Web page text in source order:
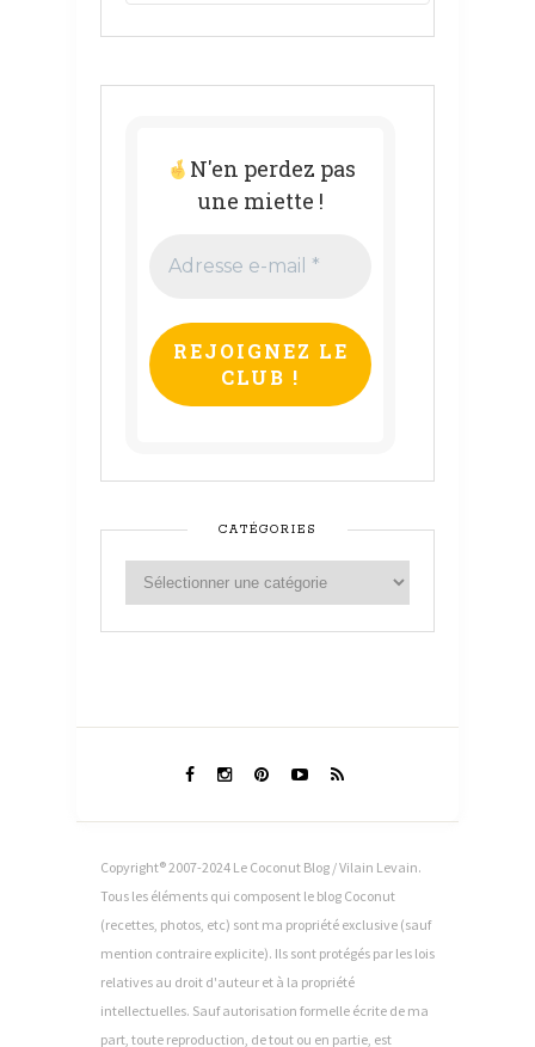
N'en perdez pas
une miette !
e-
*
CATÉGORIES
Copyright® 2007-2024 Le Coconut Blog / Vilain Levain.
Tous les éléments qui composent le blog Coconut
(recettes, photos, etc) sont ma propriété exclusive (sauf
mention contraire explicite). Ils sont protégés par les lois
relatives au droit d'auteur et à la propriété
intellectuelles. Sauf autorisation formelle écrite de ma
part, toute reproduction, de tout ou en partie, est